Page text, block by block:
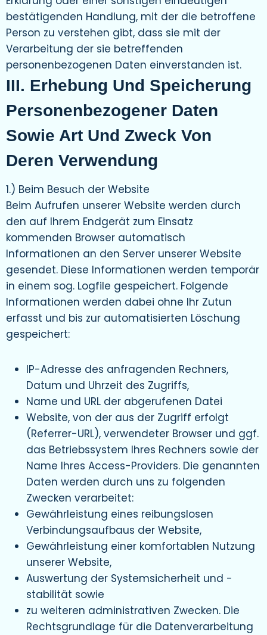
bestätigenden Handlung, mit der die betroffene
Person zu verstehen gibt, dass sie mit der
Verarbeitung der sie betreffenden
personenbezogenen Daten einverstanden ist.
III. Erhebung Und Speicherung
Personenbezogener Daten
Sowie Art Und Zweck Von
Deren Verwendung
1.) Beim Besuch der Website
Beim Aufrufen unserer Website werden durch
den auf Ihrem Endgerät zum Einsatz
kommenden Browser automatisch
Informationen an den Server unserer Website
gesendet. Diese Informationen werden temporär
in einem sog. Logfile gespeichert. Folgende
Informationen werden dabei ohne Ihr Zutun
erfasst und bis zur automatisierten Löschung
gespeichert:
IP-Adresse des anfragenden Rechners,
Datum und Uhrzeit des Zugriffs,
Name und URL der abgerufenen Datei
Website, von der aus der Zugriff erfolgt
(Referrer-URL), verwendeter Browser und ggf.
das Betriebssystem Ihres Rechners sowie der
Name Ihres Access-Providers. Die genannten
Daten werden durch uns zu folgenden
Zwecken verarbeitet:
Gewährleistung eines reibungslosen
Verbindungsaufbaus der Website,
Gewährleistung einer komfortablen Nutzung
unserer Website,
Auswertung der Systemsicherheit und -
stabilität sowie
zu weiteren administrativen Zwecken. Die
Rechtsgrundlage für die Datenverarbeitung